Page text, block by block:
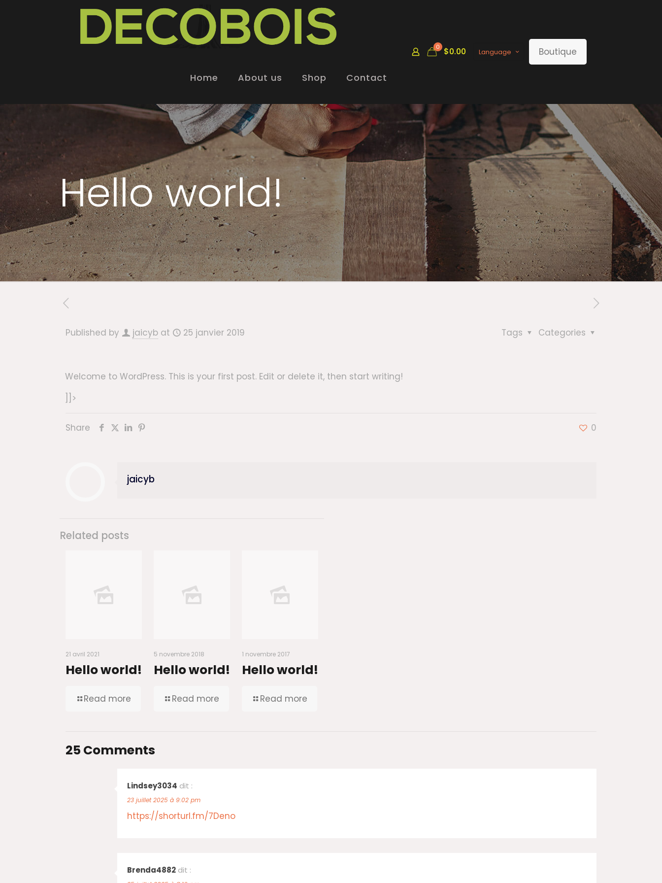
Home About us Shop Contact
0 $0.00 Language Boutique
Hello world!
Published by jaicyb at 25 janvier 2019 Categories
Tags
Welcome to WordPress. This is your first post. Edit or delete it, then start writing!
]]>
Share 0
jaicyb
Related posts
21 avril 2021
Hello world!
Read more
5 novembre 2018
Hello world!
Read more
1 novembre 2017
Hello world!
Read more
25 Comments
Lindsey3034 dit :
23 juillet 2025 à 9:02 pm
https://shorturl.fm/7Deno
Brenda4882 dit :